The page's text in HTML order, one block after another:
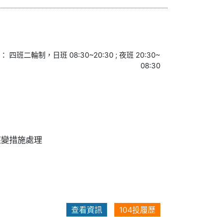
四班二輪制，日班 08:30~20:30 ; 夜班 20:30~
08:30
措施處理
查看資訊 104投履歷